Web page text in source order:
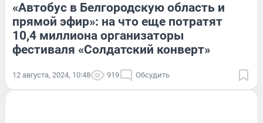
«Автобус в Белгородскую область и
прямой эфир»: на что еще потратят
10,4 миллиона организаторы
фестиваля «Солдатский конверт»
12 августа, 2024, 10:48 919 Обсудить